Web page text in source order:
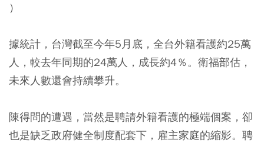
）
據統計，台灣截至今年5月底，全台外籍看護約25萬
人，較去年同期的24萬人，成長約4％。衛福部估，
未來人數還會持續攀升。
陳得問的遭遇，當然是聘請外籍看護的極端個案，卻
也是缺乏政府健全制度配套下，雇主家庭的縮影。聘